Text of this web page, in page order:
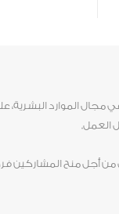
مجال الموارد البشرية،
العمل.
من أجل منح المشاركين